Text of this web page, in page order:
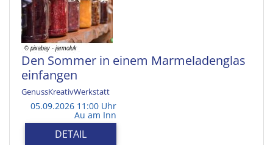
Den Sommer in einem Marmeladenglas
einfangen
GenussKreativWerkstatt
05.09.2026 11:00 Uhr
Au am Inn
DETAIL